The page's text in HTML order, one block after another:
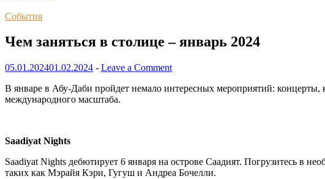
События
Чем заняться в столице – январь 2024
05.01.202401.02.2024 - Leave a Comment
В январе в Абу-Даби пройдет немало интересных мероприятий:
международного масштаба.
Saadiyat Nights
Saadiyat Nights дебютирует 6 января на острове Саадият. Погрузитесь в
таких как Мэрайя Кэри, Гугуш и Андреа Бочелли.